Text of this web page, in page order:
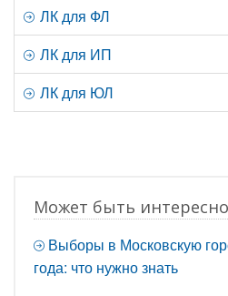
ЛК для ФЛ
ЛК для ИП
ЛК для ЮЛ
Может быть интересно
Выборы в Московскую
года: что нужно знать